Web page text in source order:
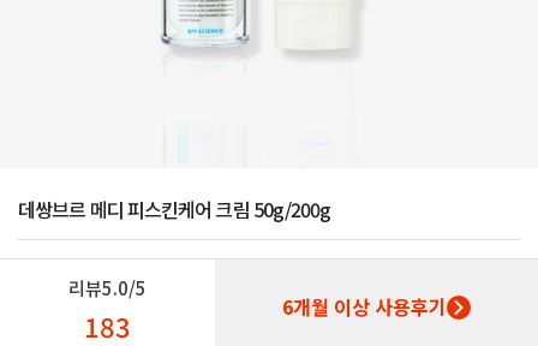
데쌍브르 메디 피스킨케어 크림 50g/200g
리뷰5.0/5
183 6개월 이상 사용후기